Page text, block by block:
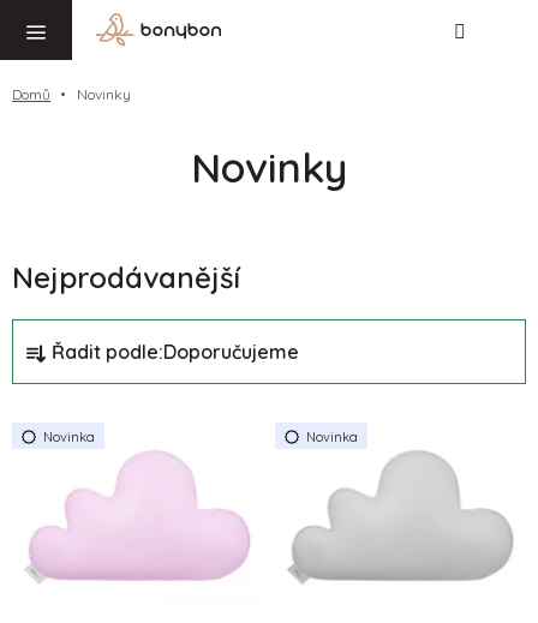
obsah
Domů Novinky
Novinky
Nejprodávanější
a
z
e
n
o
Řadit podle:Doporučujeme
V
ý
p
Novinka Novinka